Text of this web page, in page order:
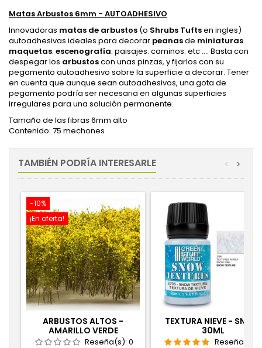
Matas Arbustos 6mm - AUTOADHESIVO
Innovadoras matas de arbustos (o Shrubs Tuftsen ingles)
autoadhesivas ideales para decorar peanasde miniaturas.
maquetas. escenografía. paisajes. caminos. etc .... Basta con
despegar los arbustoscon unas pinzas, y fijarlos con su
pegamento autoadhesivo sobre la superficie a decorar. Tener
en cuenta que aunque sean autoadhesivos, una gota de
pegamento podría ser necesaria en algunas superficies
irregulares para una solución permanente.
Tamaño de las fibras 6mm alto
Contenido: 75 mechones
TAMBIÉN PODRÍA INTERESARLE >
<
-10%
¡En oferta!
ARBUSTOS ALTOS -
AMARILLO VERDE
Reseña(s): 0
TEXTURA NIEVE - SNOW
30ML
Reseña(s):